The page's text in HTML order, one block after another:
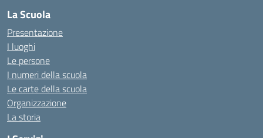
La Scuola
Presentazione
I luoghi
Le persone
I numeri della scuola
Le carte della scuola
Organizzazione
La storia